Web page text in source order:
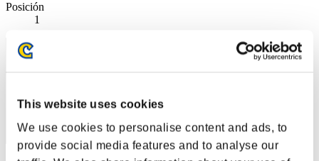
This website uses cookies
We use cookies to personalise content and ads, to
provide social media features and to analyse our
Posición
1